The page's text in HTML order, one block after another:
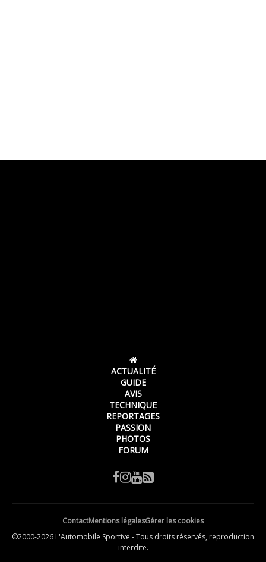
ACTUALITÉ
GUIDE
AVIS
TECHNIQUE
REPORTAGES
PASSION
PHOTOS
FORUM
ContactMentions légalesGérer les cookies
©2000-2026 L'Automobile Sportive - Tous droits réservés, reproduction
interdite.